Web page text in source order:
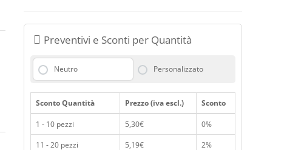
Preventivi e Sconti per Quantità
Neutro Personalizzato
Sconto Quantità Prezzo (iva escl.) Sconto
1 - 10 pezzi 5,30€
0%
11 - 20 pezzi
5,19€
2%